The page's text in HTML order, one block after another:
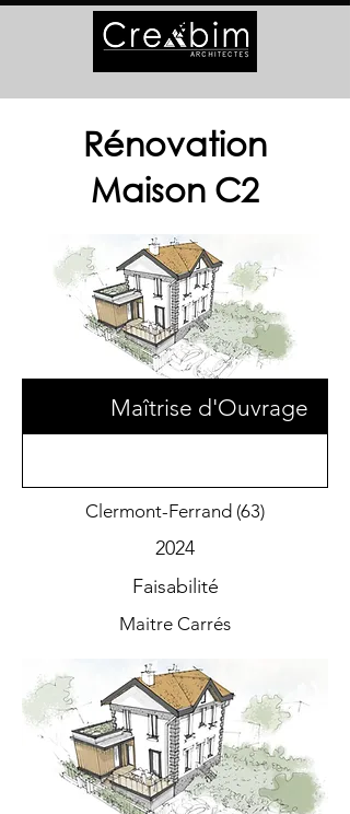
Rénovation
Maison C2
Maîtrise d'Ouvrage
Clermont-Ferrand (63)
2024
Faisabilité
Maitre Carrés